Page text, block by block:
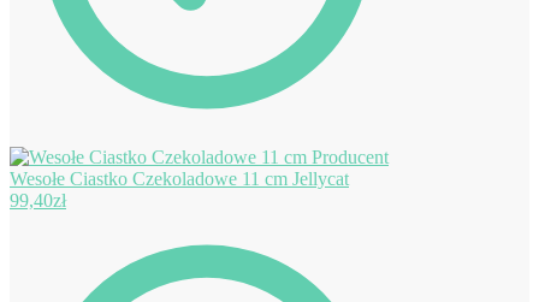
Wesołe Ciastko Czekoladowe 11 cm Jellycat
99,40zł